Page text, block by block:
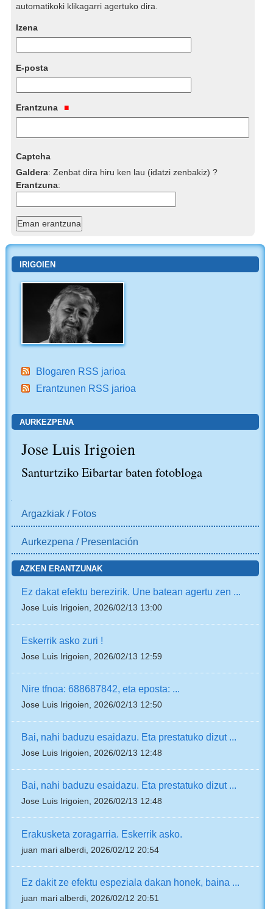
automatikoki klikagarri agertuko dira.
Izena
E-posta
Erantzuna
Captcha
Galdera:Zenbat dira hiru ken lau (idatzi zenbakiz) ?
Erantzuna:
IRIGOIEN
Blogaren RSS jarioa
Erantzunen RSS jarioa
AURKEZPENA
Jose Luis Irigoien
Santurtziko Eibartar baten fotobloga
Argazkiak / Fotos
Aurkezpena / Presentación
AZKEN ERANTZUNAK
Ez dakat efektu berezirik. Une batean agertu zen ...
Jose Luis Irigoien, 2026/02/13 13:00
Eskerrik asko zuri !
Jose Luis Irigoien, 2026/02/13 12:59
Nire tfnoa: 688687842, eta eposta: ...
Jose Luis Irigoien, 2026/02/13 12:50
Bai, nahi baduzu esaidazu. Eta prestatuko dizut ...
Jose Luis Irigoien, 2026/02/13 12:48
Bai, nahi baduzu esaidazu. Eta prestatuko dizut ...
Jose Luis Irigoien, 2026/02/13 12:48
Erakusketa zoragarria. Eskerrik asko.
juan mari alberdi, 2026/02/12 20:54
Ez dakit ze efektu espeziala dakan honek, baina ...
juan mari alberdi, 2026/02/12 20:51